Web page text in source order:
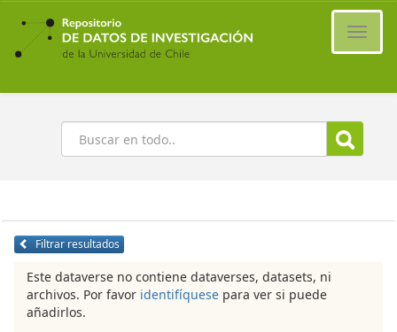
Ir
contenido
principal
Buscar
Filtrar resultados
Este dataverse no contiene dataverses, datasets, ni
archivos. Por favor identifíquese para ver si puede
añadirlos.